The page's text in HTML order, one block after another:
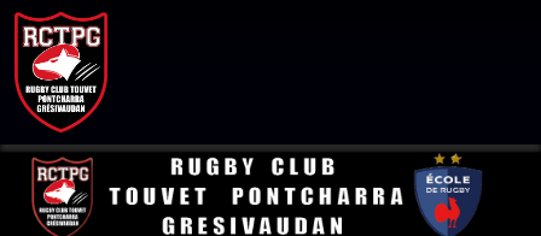
Panneau de gestion des cookies